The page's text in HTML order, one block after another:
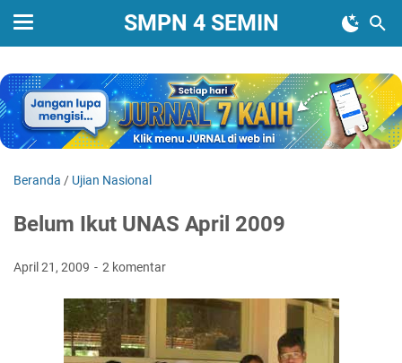
SMPN 4 SEMIN
Beranda / Ujian Nasional
Belum Ikut UNAS April 2009
April 21, 2009 2 komentar